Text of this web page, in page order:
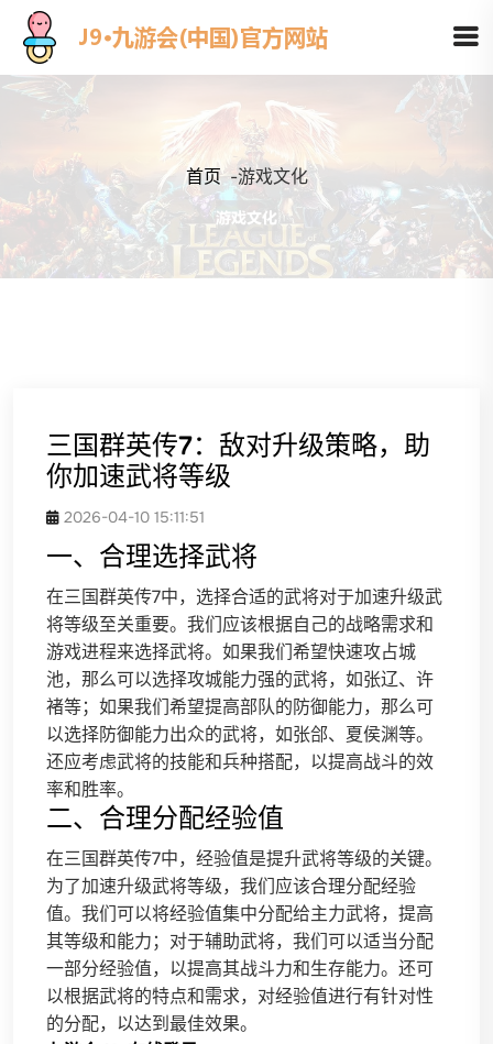
首页 -游戏文化
三国群英传7：敌对升级策略，助
你加速武将等级
2026-04-10 15:11:51
一、合理选择武将
在三国群英传7中，选择合适的武将对于加速升级武
将等级至关重要。我们应该根据自己的战略需求和
游戏进程来选择武将。如果我们希望快速攻占城
池，那么可以选择攻城能力强的武将，如张辽、许
褚等；如果我们希望提高部队的防御能力，那么可
以选择防御能力出众的武将，如张郃、夏侯渊等。
还应考虑武将的技能和兵种搭配，以提高战斗的效
率和胜率。
二、合理分配经验值
在三国群英传7中，经验值是提升武将等级的关键。
为了加速升级武将等级，我们应该合理分配经验
值。我们可以将经验值集中分配给主力武将，提高
其等级和能力；对于辅助武将，我们可以适当分配
一部分经验值，以提高其战斗力和生存能力。还可
以根据武将的特点和需求，对经验值进行有针对性
的分配，以达到最佳效果。